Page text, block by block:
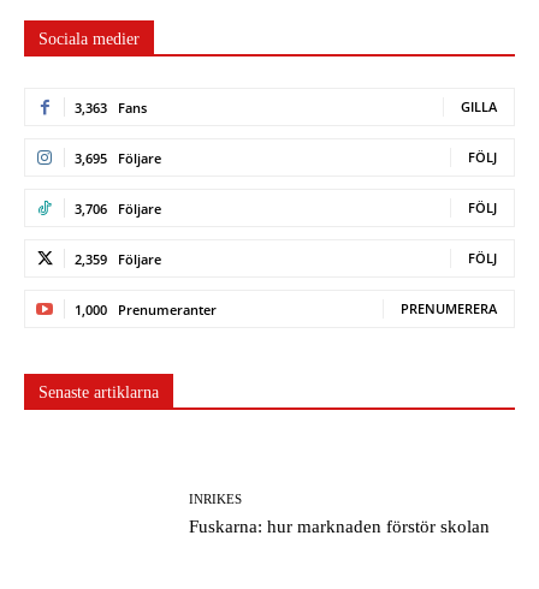
Sociala medier
3,363 Fans GILLA
3,695 Följare FÖLJ
3,706 Följare FÖLJ
2,359 Följare FÖLJ
1,000 Prenumeranter PRENUMERERA
Senaste artiklarna
INRIKES
Fuskarna: hur marknaden förstör skolan